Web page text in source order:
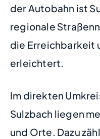
der Autobahn ist
regionale
die Erreichbarkeit
erleichtert.
Im direkten
Sulzbach liegen
und Orte. Dazu